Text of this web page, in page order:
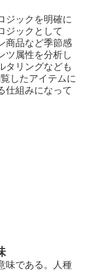
ジックを明確に
ジックとして
商品など季節感
ツ属性を分析し
タリングなども
したアイテムに
仕組みになって
味である。人種